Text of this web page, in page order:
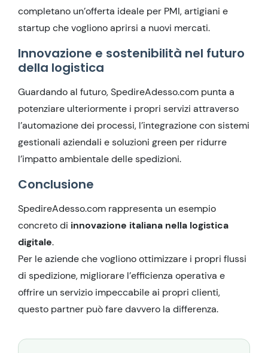
completano un’offerta ideale per PMI, artigiani e
startup che vogliono aprirsi a nuovi mercati.
Innovazione e sostenibilità nel futuro
della logistica
Guardando al futuro, SpedireAdesso.com punta a
potenziare ulteriormente i propri servizi attraverso
l’automazione dei processi, l’integrazione con sistemi
gestionali aziendali e soluzioni green per ridurre
l’impatto ambientale delle spedizioni.
Conclusione
SpedireAdesso.com rappresenta un esempio
concreto di innovazione italiana nella logistica
digitale.
Per le aziende che vogliono ottimizzare i propri flussi
di spedizione, migliorare l’efficienza operativa e
offrire un servizio impeccabile ai propri clienti,
questo partner può fare davvero la differenza.